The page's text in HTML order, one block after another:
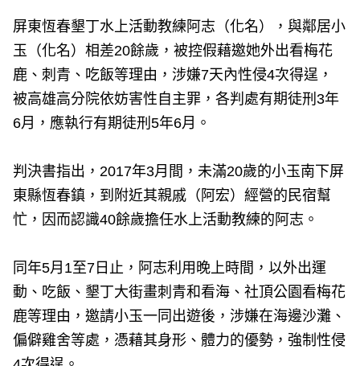
屏東恆春墾丁水上活動教練阿志（化名），與鄰居小
玉（化名）相差20餘歲，被控假藉邀她外出看梅花
鹿、刺青、吃飯等理由，涉嫌7天內性侵4次得逞，
被高雄高分院依妨害性自主罪，各判處有期徒刑3年
6月，應執行有期徒刑5年6月。
判決書指出，2017年3月間，未滿20歲的小玉南下屏
東縣恆春鎮，到附近其親戚（阿宏）經營的民宿幫
忙，因而認識40餘歲擔任水上活動教練的阿志。
同年5月1至7日止，阿志利用晚上時間，以外出運
動、吃飯、墾丁大街畫刺青和看海、社頂公園看梅花
鹿等理由，邀請小玉一同出遊後，涉嫌在海邊沙灘、
偏僻雞舍等處，憑藉其身形、體力的優勢，強制性侵